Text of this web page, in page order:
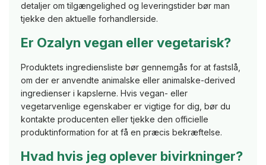
detaljer om tilgængelighed og leveringstider bør man
tjekke den aktuelle forhandlerside.
Er Ozalyn vegan eller vegetarisk?
Produktets ingrediensliste bør gennemgås for at fastslå,
om der er anvendte animalske eller animalske-derived
ingredienser i kapslerne. Hvis vegan- eller
vegetarvenlige egenskaber er vigtige for dig, bør du
kontakte producenten eller tjekke den officielle
produktinformation for at få en præcis bekræftelse.
Hvad hvis jeg oplever bivirkninger?